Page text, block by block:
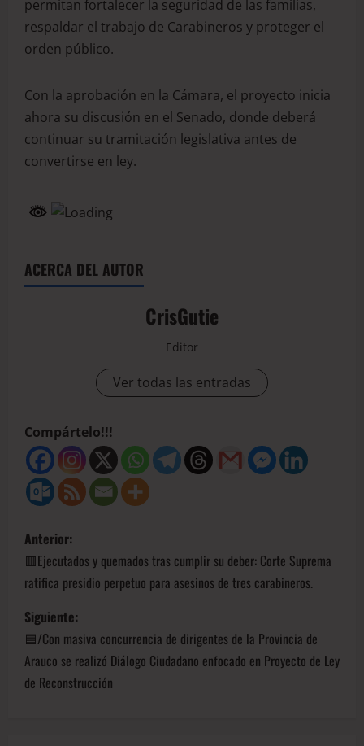
permitan fortalecer la seguridad de las familias,
respaldar el trabajo de Carabineros y proteger el
orden público.
Con la aprobación en la Cámara, el proyecto inicia
ahora su discusión en el Senado, donde deberá
continuar su tramitación legislativa antes de
convertirse en ley.
ACERCA DEL AUTOR
CrisGutie
Editor
Ver todas las entradas
Compártelo!!!
Anterior:
🟥Ejecutados y quemados tras cumplir su deber: Corte Suprema
ratifica presidio perpetuo para asesinos de tres carabineros.
Siguiente:
🟦/Con masiva concurrencia de dirigentes de la Provincia de
Arauco se realizó Diálogo Ciudadano enfocado en Proyecto de Ley
de Reconstrucción